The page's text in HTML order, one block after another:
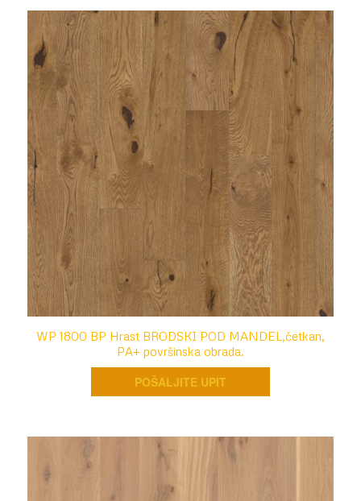
WP 1800 BP Hrast BRODSKI POD MANDEL,četkan,
PA+ površinska obrada.
POŠALJITE UPIT